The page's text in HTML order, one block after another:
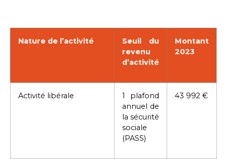
Nature de l’activité
Seuil du
revenu
d’activité
Montant
2023
Activité libérale
1 plafond
annuel de
la sécurité
sociale
(PASS)
43 992 €